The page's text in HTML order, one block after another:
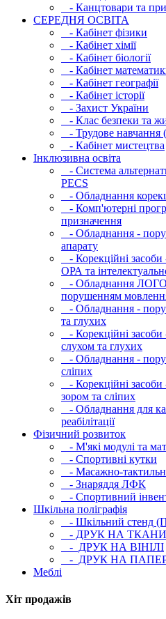
- Канцтовари та
СЕРЕДНЯ ОСВIТА
- Кабінет фізики
- Кабінет хімії
- Кабінет біології
- Кабінет
- Кабінет географії
- Кабінет історії
- Захист України
- Клас безпеки та
- Трудове навчання
- Кабінет мистецтва
Інклюзивна освіта
- Система
PECS
- Обладнання
- Комп'ютерні
призначення
- Обладнання -
апарату
- Корекційні
ОРА та
- Обладнання
порушенням
- Обладнання -
та глухих
- Корекційні
слухом та глухих
- Обладнання -
сліпих
- Корекційні
зором та сліпих
- Обладнання для
реабілітації
Фізичний розвиток
- М'які модулi та
- Спортивні кутки
- Масажно-
- Знаряддя ЛФК
- Спортивний
Шкільна поліграфія
- Шкільний стенд
- ДРУК НА
- ДРУК НА ВІНІЛІ
- ДРУК НА
Меблі
Хіт продажів